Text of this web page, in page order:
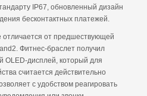
IP67, обновленный дизайн
бесконтактных платежей.
отличается от предшествующей
Фитнес-браслет получил
дисплей, который для
считается действительно
с удобством реагировать